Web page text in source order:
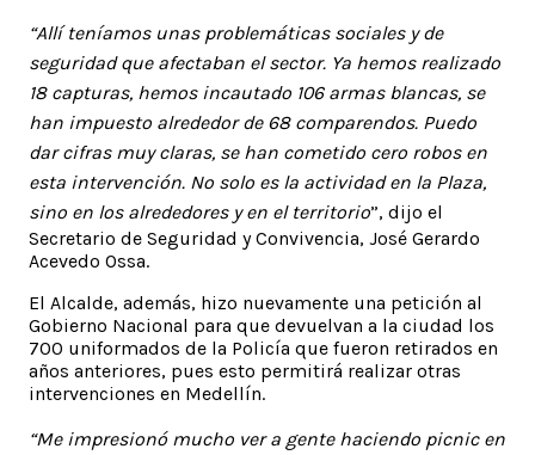
“Allí teníamos unas problemáticas sociales y de
seguridad que afectaban el sector. Ya hemos realizado
18 capturas, hemos incautado 106 armas blancas, se
han impuesto alrededor de 68 comparendos. Puedo
dar cifras muy claras, se han cometido cero robos en
esta intervención. No solo es la actividad en la Plaza,
sino en los alrededores y en el territorio”, dijo el
Secretario de Seguridad y Convivencia, José Gerardo
Acevedo Ossa.
El Alcalde, además, hizo nuevamente una petición al
Gobierno Nacional para que devuelvan a la ciudad los
700 uniformados de la Policía que fueron retirados en
años anteriores, pues esto permitirá realizar otras
intervenciones en Medellín.
“Me impresionó mucho ver a gente haciendo picnic en